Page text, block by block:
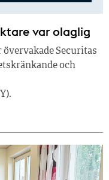
var olaglig
Securitas
och